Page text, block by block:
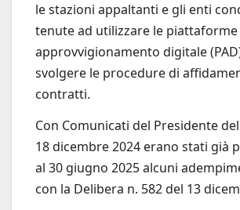
le stazioni appaltanti e gli enti
tenute ad utilizzare le piattaforme
approvvigionamento digitale
svolgere le procedure di
contratti.
Con Comunicati del Presidente
18 dicembre 2024 erano stati già
al 30 giugno 2025 alcuni
con la Delibera n. 582 del 13